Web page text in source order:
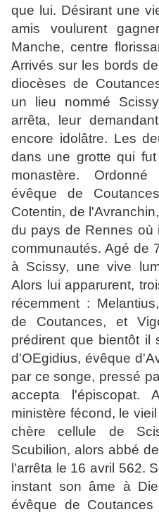
que lui. Désirant une
amis voulurent
Manche, centre
Arrivés sur les bords
diocèses de
un lieu nommé
arrêta, leur
encore idolâtre. Les
dans une grotte qui
monastère.
évêque de
Cotentin, de
du pays de Rennes où
communautés. Agé de
à Scissy, une vive
Alors lui apparurent,
récemment :
de Coutances, et
prédirent que bientôt il
d'OEgidius, évêque
par ce songe, pressé
accepta l'épiscopat.
ministère fécond, le
chère cellule de
Scubilion, alors abbé
l'arrêta le 16 avril 562.
instant son âme à
évêque de